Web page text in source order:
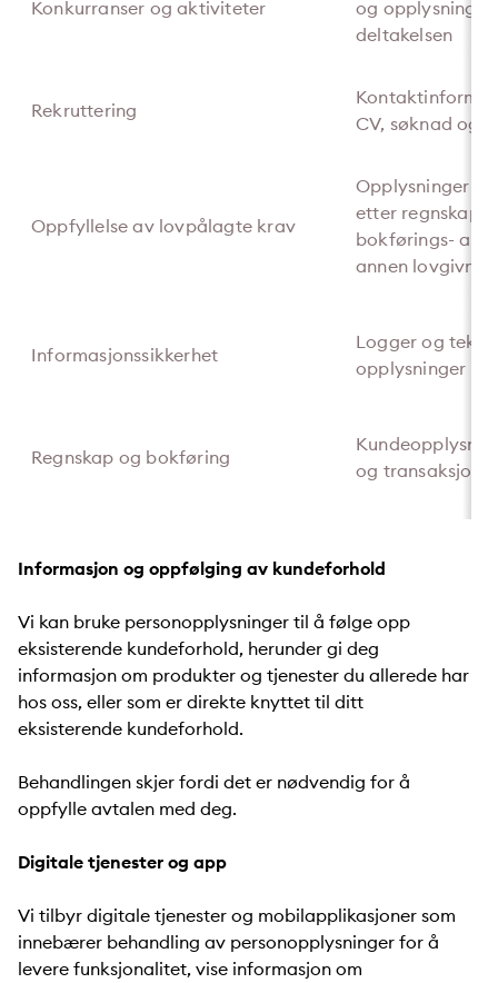
Konkurranser og aktiviteter
og
deltakelsen
Rekruttering
CV, søknad og
Oppfyllelse av lovpålagte krav
Opplysninger
etter regnskaps-
bokførings-
annen
Informasjonssikkerhet
Logger og
opplysninger
Regnskap og bokføring
og
Informasjon og oppfølging av kundeforhold
Vi kan bruke personopplysninger til å følge opp
eksisterende kundeforhold, herunder gi deg
informasjon om produkter og tjenester du allerede har
hos oss, eller som er direkte knyttet til ditt
eksisterende kundeforhold.
Behandlingen skjer fordi det er nødvendig for å
oppfylle avtalen med deg.
Digitale tjenester og app
Vi tilbyr digitale tjenester og mobilapplikasjoner som
innebærer behandling av personopplysninger for å
levere funksjonalitet, vise informasjon om